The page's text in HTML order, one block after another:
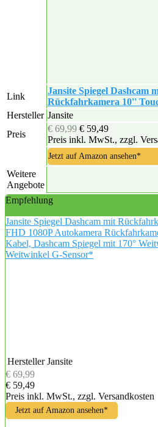
Link
Jansite Spiegel Dashcam
Rückfahrkamera 10''
Hersteller Jansite
Preis
€ 69,99 € 59,49
Preis inkl. MwSt., zzgl.
Jetzt auf Amazon ansehen*
Weitere
Angebote
Empfehlung
Jansite Spiegel Dashcam mit
FHD 1080P Autokamera
Kabel, Dashcam Spiegel mit 170°
Weitwinkel G-Sensor*
Hersteller Jansite
€ 69,99
€ 59,49
Preis inkl. MwSt., zzgl. Versandkosten
Jetzt auf Amazon ansehen*